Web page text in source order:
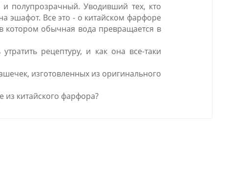
полупрозрачный. Уводивший тех, кто
эшафот. Все это - о китайском фарфоре
котором обычная вода превращается в
рецептуру, и как она все-таки
изготовленных из оригинального
из китайского фарфора?